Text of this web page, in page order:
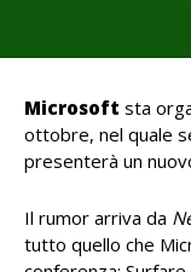
Microsoft sta
ottobre, nel quale
presenterà un
Il rumor arriva da
tutto quello che